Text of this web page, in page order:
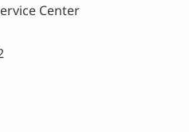
Center